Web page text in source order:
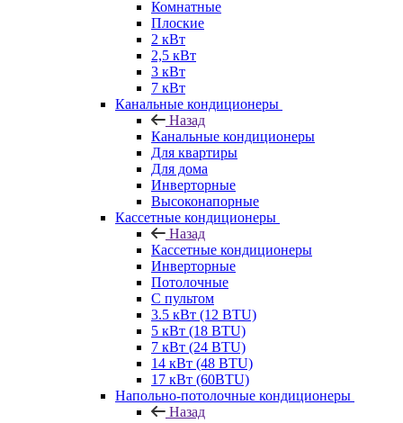
Комнатные
Плоские
2 кВт
2,5 кВт
3 кВт
7 кВт
Канальные кондиционеры
Назад
Канальные кондиционеры
Для квартиры
Для дома
Инверторные
Высоконапорные
Кассетные кондиционеры
Назад
Кассетные кондиционеры
Инверторные
Потолочные
С пультом
3.5 кВт (12 BTU)
5 кВт (18 BTU)
7 кВт (24 BTU)
14 кВт (48 BTU)
17 кВт (60BTU)
Напольно-потолочные кондиционеры
Назад